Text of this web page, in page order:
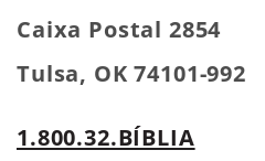
Caixa Postal 2854
Tulsa, OK 74101-992
1.800.32.BÍBLIA